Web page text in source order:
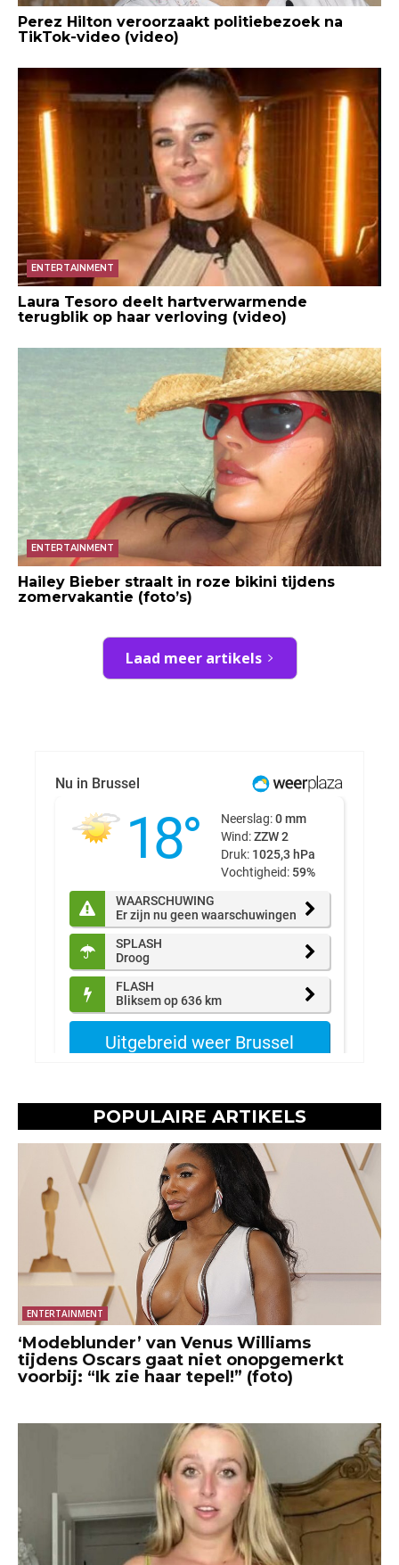
Perez Hilton veroorzaakt politiebezoek na
TikTok-video (video)
ENTERTAINMENT
Laura Tesoro deelt hartverwarmende
terugblik op haar verloving (video)
ENTERTAINMENT
Hailey Bieber straalt in roze bikini tijdens
zomervakantie (foto’s)
Laad meer artikels
POPULAIRE ARTIKELS
ENTERTAINMENT
‘Modeblunder’ van Venus Williams
tijdens Oscars gaat niet onopgemerkt
voorbij: “Ik zie haar tepel!” (foto)